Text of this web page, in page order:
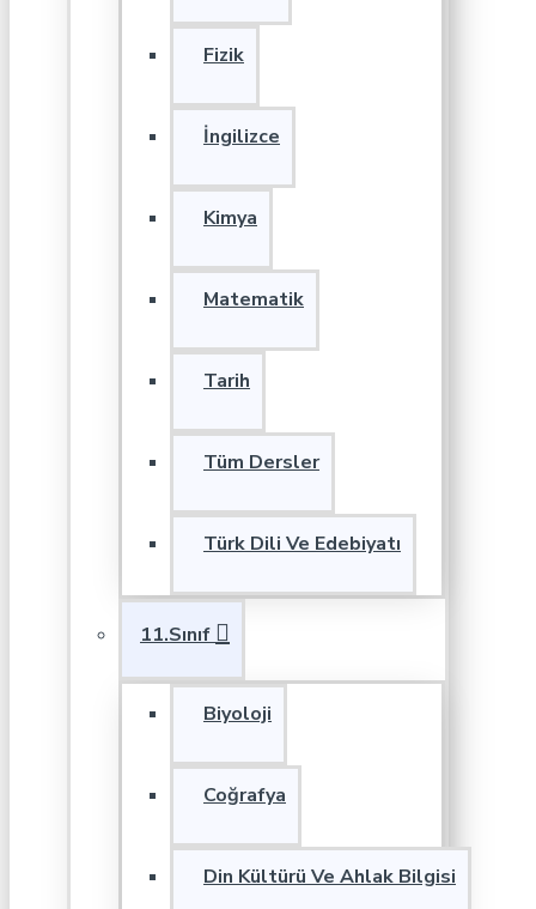
Fizik
İngilizce
Kimya
Matematik
Tarih
Tüm Dersler
Türk Dili Ve Edebiyatı
11.Sınıf
Biyoloji
Coğrafya
Din Kültürü Ve Ahlak Bilgisi